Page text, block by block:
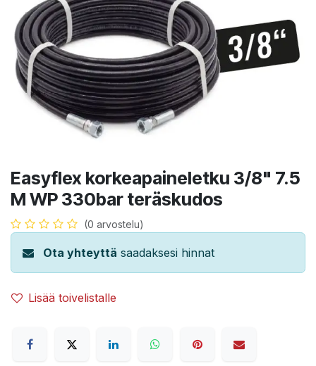
Easyflex korkeapaineletku 3/8" 7.5
M WP 330bar teräskudos
(0 arvostelu)
Ota yhteyttä saadaksesi hinnat
Lisää toivelistalle